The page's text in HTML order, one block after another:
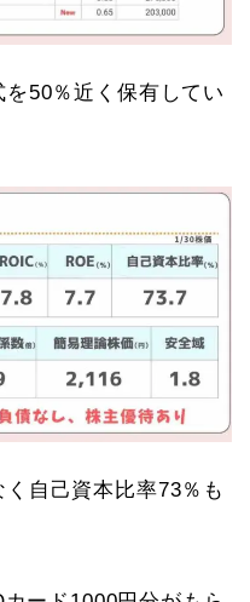
50％近く保有してい
自己資本比率73％も